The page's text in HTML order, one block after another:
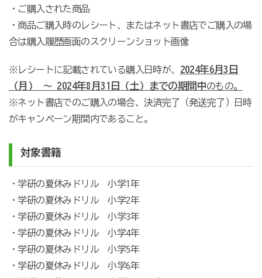
・ご購入された商品
・商品ご購入時のレシート、またはネット書店でご購入の場
合は購入履歴画面のスクリーンショット画像
※レシートに記載されている購入日時が、 2024年6月3日
（月） ～ 2024年8月31日（土）
までの期間中のもの。
※ネット書店でのご購入の場合、決済完了（発送完了）日時
がキャンペーン期間内であること。
対象書籍
・学研の夏休みドリル 小学1年
・学研の夏休みドリル 小学2年
・学研の夏休みドリル 小学3年
・学研の夏休みドリル 小学4年
・学研の夏休みドリル 小学5年
・学研の夏休みドリル 小学6年